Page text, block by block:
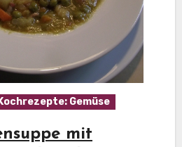
Kochrezepte: Gemüse
mit